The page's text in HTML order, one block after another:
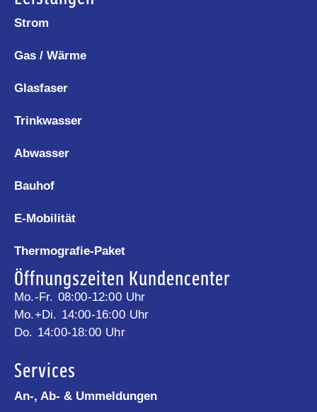
Strom
Gas / Wärme
Glasfaser
Trinkwasser
Abwasser
Bauhof
E-Mobilität
Thermografie-Paket
Öffnungszeiten Kundencenter
Mo.-Fr. 08:00-12:00 Uhr
Mo.+Di. 14:00-16:00 Uhr
Do. 14:00-18:00 Uhr
Services
An-, Ab- & Ummeldungen